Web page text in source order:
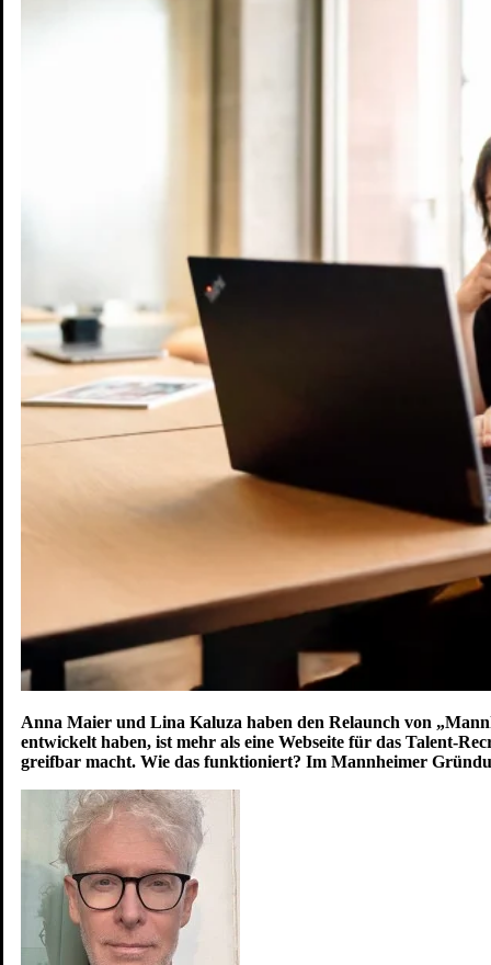
Dein Rad in guten Händen
Anna Maier und Lina Kaluza haben den Relaunch von
entwickelt haben, ist mehr als eine Webseite für das Talent-
greifbar macht. Wie das funktioniert? Im Mannheimer